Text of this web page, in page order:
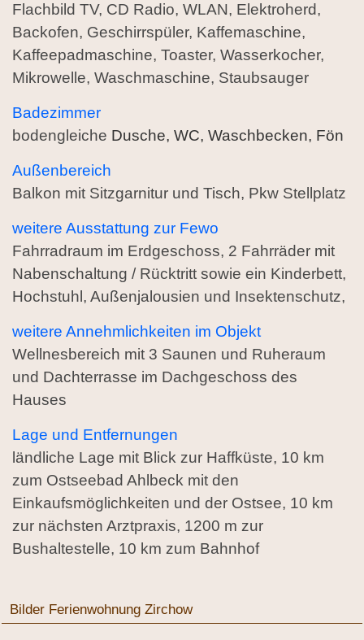
Flachbild TV, CD Radio, WLAN, Elektroherd,
Backofen, Geschirrspüler, Kaffemaschine,
Kaffeepadmaschine, Toaster, Wasserkocher,
Mikrowelle, Waschmaschine, Staubsauger
Badezimmer
bodengleiche Dusche, WC, Waschbecken, Fön
Außenbereich
Balkon mit Sitzgarnitur und Tisch, Pkw Stellplatz
weitere Ausstattung zur Fewo
Fahrradraum im Erdgeschoss, 2 Fahrräder mit
Nabenschaltung / Rücktritt sowie ein Kinderbett,
Hochstuhl, Außenjalousien und Insektenschutz,
weitere Annehmlichkeiten im Objekt
Wellnesbereich mit 3 Saunen und Ruheraum
und Dachterrasse im Dachgeschoss des
Hauses
Lage und Entfernungen
ländliche Lage mit Blick zur Haffküste, 10 km
zum Ostseebad Ahlbeck mit den
Einkaufsmöglichkeiten und der Ostsee, 10 km
zur nächsten Arztpraxis, 1200 m zur
Bushaltestelle, 10 km zum Bahnhof
Bilder Ferienwohnung Zirchow